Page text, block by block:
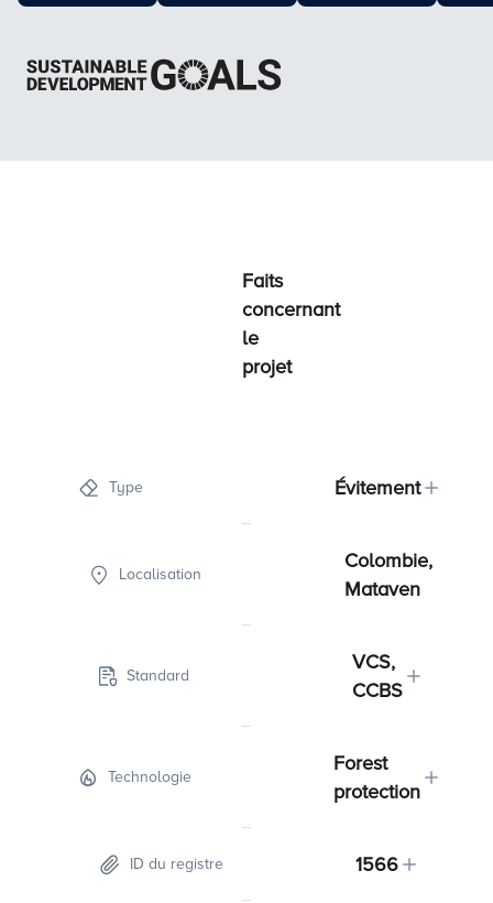
Faits
concernant
le
projet
Type Évitement
Localisation
Colombie,
Mataven
Standard
VCS,
CCBS
Technologie
Forest
protection
ID du registre 1566